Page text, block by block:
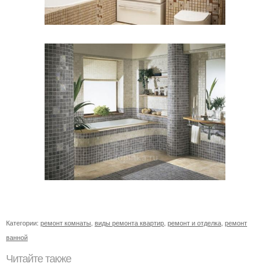
Категории: ремонт комнаты виды ремонта квартир ремонт и отделка ремонт
ванной
Читайте также